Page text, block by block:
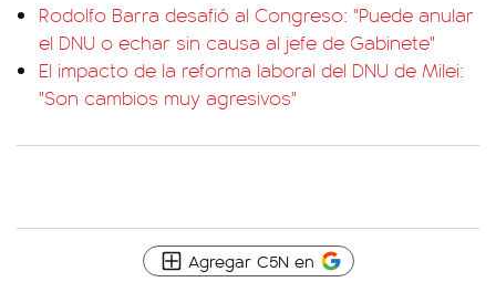
Rodolfo Barra desafió al Congreso: "Puede anular
el DNU o echar sin causa al jefe de Gabinete"
El impacto de la reforma laboral del DNU de Milei:
"Son cambios muy agresivos"
Agregar C5N en